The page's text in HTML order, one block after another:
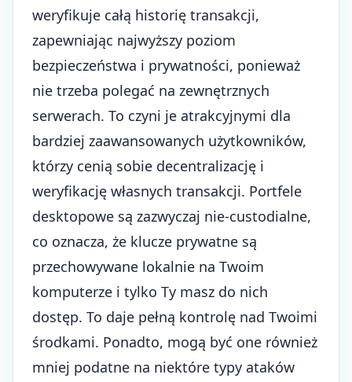
weryfikuje całą historię transakcji,
zapewniając najwyższy poziom
bezpieczeństwa i prywatności, ponieważ
nie trzeba polegać na zewnętrznych
serwerach. To czyni je atrakcyjnymi dla
bardziej zaawansowanych użytkowników,
którzy cenią sobie decentralizację i
weryfikację własnych transakcji. Portfele
desktopowe są zazwyczaj nie-custodialne,
co oznacza, że klucze prywatne są
przechowywane lokalnie na Twoim
komputerze i tylko Ty masz do nich
dostęp. To daje pełną kontrolę nad Twoimi
środkami. Ponadto, mogą być one również
mniej podatne na niektóre typy ataków